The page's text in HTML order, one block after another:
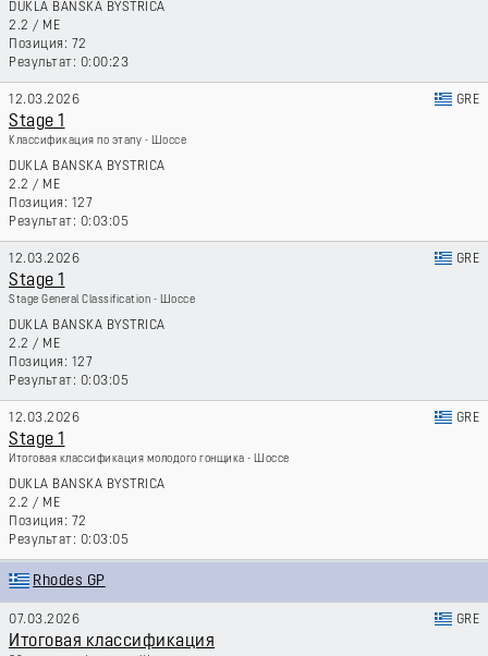
DUKLA BANSKA BYSTRICA
2.2 / ME
72
0:00:23
12.03.2026 GRE
Stage 1
Классификация по этапу - Шоссе
DUKLA BANSKA BYSTRICA
2.2 / ME
127
0:03:05
12.03.2026 GRE
Stage 1
Stage General Classification - Шоссе
DUKLA BANSKA BYSTRICA
2.2 / ME
127
0:03:05
12.03.2026 GRE
Stage 1
Итоговая классификация молодого гонщика - Шоссе
DUKLA BANSKA BYSTRICA
2.2 / ME
72
0:03:05
Rhodes GP
07.03.2026 GRE
Итоговая классификация